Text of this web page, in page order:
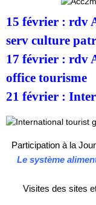
15 février : rdv
serv culture
17 février : rdv
office tourisme
21 février :
Participation à la
Le système
Visites des sites